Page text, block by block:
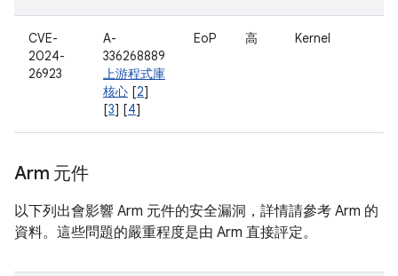
CVE-
2024-
26923
A-
336268889
上游程式庫
核心 [2]
[3] [4]
EoP 高 Kernel
Arm 元件
以下列出會影響 Arm 元件的安全漏洞，詳情請參考 Arm 的
資料。這些問題的嚴重程度是由 Arm 直接評定。